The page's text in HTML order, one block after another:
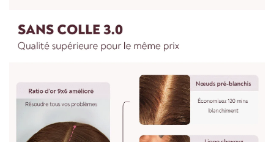
4.Puis-je personnaliser une perruque autre que les perruques
Oui, nous pouvons faire n'importe quelle perruque comme
vous le souhaitez. Vous pouvez nous envoyer des photos et
des exigences. Il faudra 7 jours pour procéder. Vous pouvez
nous écrire à : vip@shinehair.fr
Vaporisez une lotion coiffante pour aider
à maintenir l'état des boucles.